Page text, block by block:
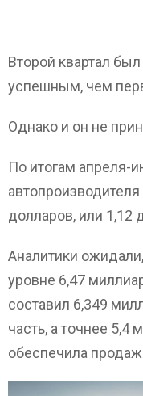
Второй квартал
успешным, чем
Однако и он не
По итогам апреля-
долларов, или 1,12
Аналитики
уровне 6,47
составил 6,349
часть, а точнее 5,4
обеспечила